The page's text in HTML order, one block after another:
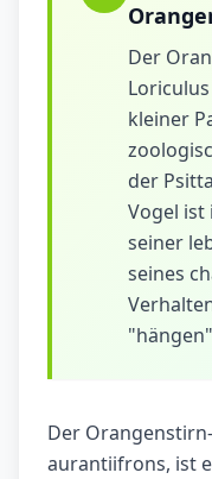
Der
kleiner
der
Vogel
seiner
seines
Der
aurantiifrons, ist